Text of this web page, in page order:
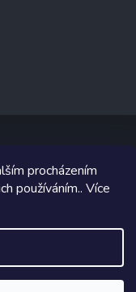
procházením
používáním.. Více
práva vyhrazena.